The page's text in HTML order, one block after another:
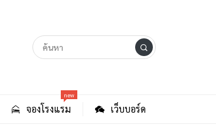
จองโรงแรม
new
เว็บบอร์ด